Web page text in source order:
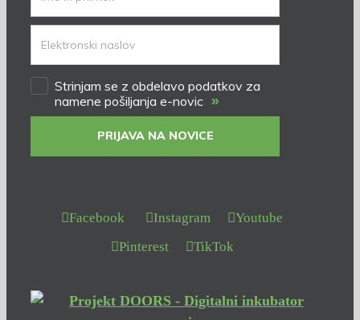
Strinjam se z obdelavo podatkov za
namene pošiljanja e-novic »
PRIJAVA NA NOVICE
Facebook Instagram
Youtube
Pinterest
TikTok